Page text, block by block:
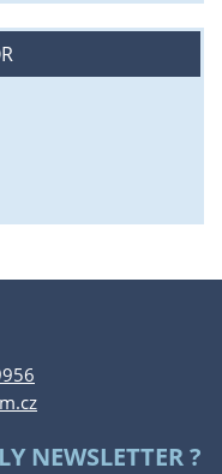
NEWSLETTER ?